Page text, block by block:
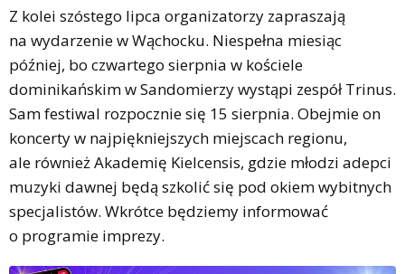
Z kolei szóstego lipca organizatorzy zapraszają
na wydarzenie w Wąchocku. Niespełna miesiąc
później, bo czwartego sierpnia w kościele
dominikańskim w Sandomierzy wystąpi zespół Trinus.
Sam festiwal rozpocznie się 15 sierpnia. Obejmie on
koncerty w najpiękniejszych miejscach regionu,
ale również Akademię Kielcensis, gdzie młodzi adepci
muzyki dawnej będą szkolić się pod okiem wybitnych
specjalistów. Wkrótce będziemy informować
o programie imprezy.